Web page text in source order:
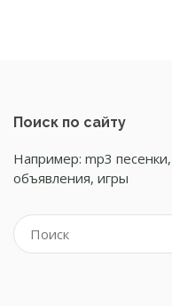
Поиск по сайту
Например: mp3
объявления, игры